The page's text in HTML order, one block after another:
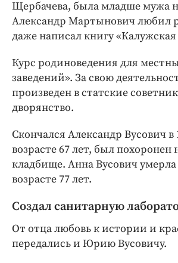
Щербачева, была младше мужа
Александр Мартынович любил
даже написал книгу
Курс родиноведения для
заведений». За свою
произведен в статские
дворянство.
Скончался Александр Вусович в
возрасте 67 лет, был
кладбище. Анна Вусович умерла
возрасте 77 лет.
Создал санитарную
От отца любовь к истории и
передались и Юрию Вусовичу.